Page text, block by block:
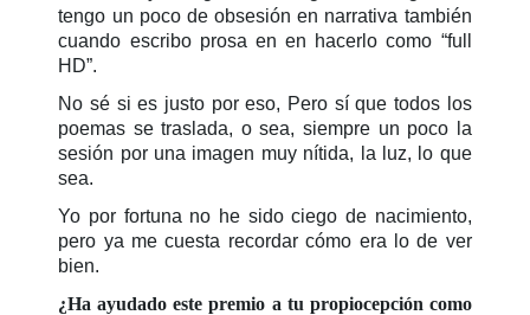
tengo un poco de obsesión en narrativa también
cuando escribo prosa en en hacerlo como “full
HD”.
No sé si es justo por eso, Pero sí que todos los
poemas se traslada, o sea, siempre un poco la
sesión por una imagen muy nítida, la luz, lo que
sea.
Yo por fortuna no he sido ciego de nacimiento,
pero ya me cuesta recordar cómo era lo de ver
bien.
¿Ha ayudado este premio a tu propiocepción como